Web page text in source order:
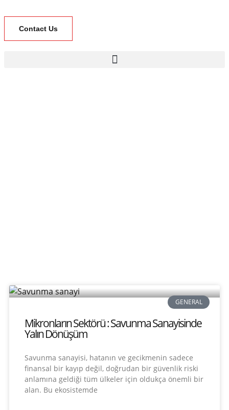
Contact Us
GENERAL
Mikronların Sektörü : Savunma Sanayisinde
Yalın Dönüşüm
Savunma sanayisi, hatanın ve gecikmenin sadece
finansal bir kayıp değil, doğrudan bir güvenlik riski
anlamına geldiği tüm ülkeler için oldukça önemli bir
alan. Bu ekosistemde